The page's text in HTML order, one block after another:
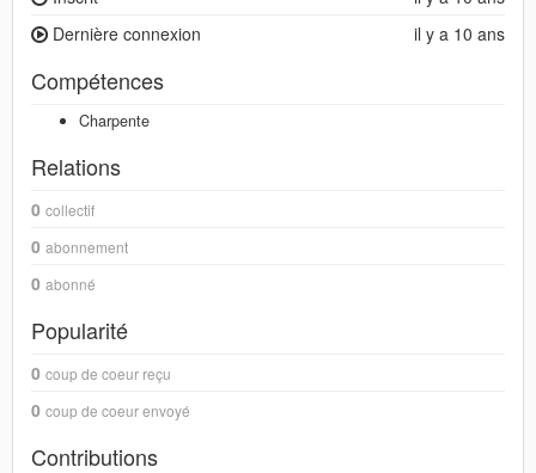
il y a 10 ans
Dernière connexion
Compétences
Charpente
Relations
0 collectif
0 abonnement
0 abonné
Popularité
0 coup de coeur reçu
0 coup de coeur envoyé
Contributions